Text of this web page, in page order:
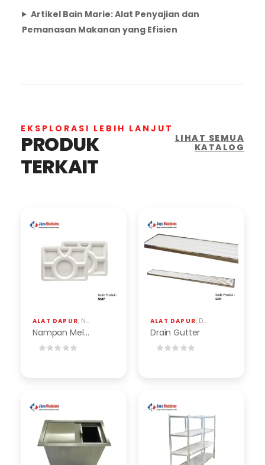
Artikel Bain Marie: Alat Penyajian dan
Pemanasan Makanan yang Efisien
EKSPLORASI LEBIH LANJUT
PRODUK
TERKAIT
LIHAT SEMUA
KATALOG
ALAT DAPUR, NAMPAN FOOD GRADE
Nampan Melamine Food Grade
ALAT DAPUR, DRAIN GUTTER (GRATING STAINLESS)
Drain Gutter